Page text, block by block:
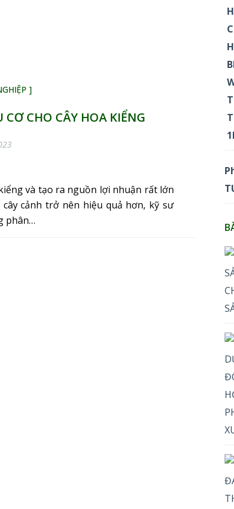
]
CHO CÂY HOA KIỂNG
và tạo ra nguồn lợi nhuận rất lớn
cảnh trở nên hiệu quả hơn, kỹ sư
phân…